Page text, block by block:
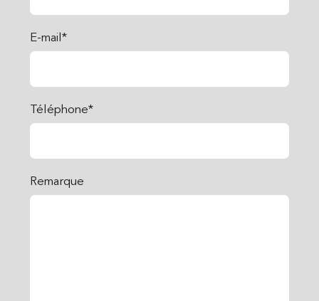
E-mail*
Téléphone*
Remarque